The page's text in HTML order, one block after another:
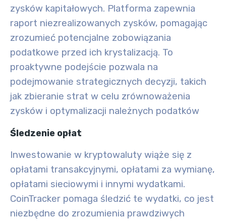
zysków kapitałowych. Platforma zapewnia
raport niezrealizowanych zysków, pomagając
zrozumieć potencjalne zobowiązania
podatkowe przed ich krystalizacją. To
proaktywne podejście pozwala na
podejmowanie strategicznych decyzji, takich
jak zbieranie strat w celu zrównoważenia
zysków i optymalizacji należnych podatków
Śledzenie opłat
Inwestowanie w kryptowaluty wiąże się z
opłatami transakcyjnymi, opłatami za wymianę,
opłatami sieciowymi i innymi wydatkami.
CoinTracker pomaga śledzić te wydatki, co jest
niezbędne do zrozumienia prawdziwych